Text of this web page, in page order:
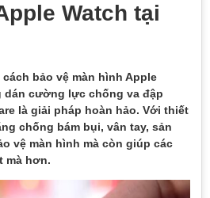
Watch tại
bảo vệ màn hình Apple
dán cường lực chống va đập
là giải pháp hoàn hảo. Với thiết
chống bám bụi, vân tay, sản
vệ màn hình mà còn giúp các
mà hơn.